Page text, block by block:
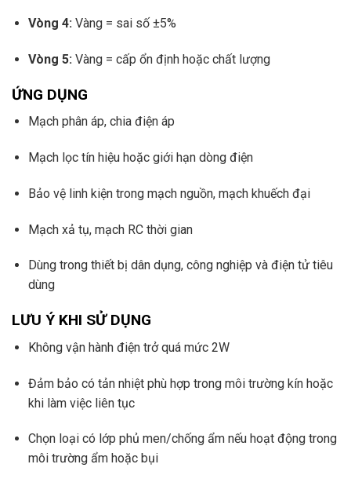
Vòng 4:Vàng = sai số ±5%
Vòng 5:Vàng = cấp ổn định hoặc chất lượng
ỨNG DỤNG
Mạch phân áp, chia điện áp
Mạch lọc tín hiệu hoặc giới hạn dòng điện
Bảo vệ linh kiện trong mạch nguồn, mạch khuếch đại
Mạch xả tụ, mạch RC thời gian
Dùng trong thiết bị dân dụng, công nghiệp và điện tử tiêu
dùng
LƯU Ý KHI SỬ DỤNG
Không vận hành điện trở quá mức 2W
Đảm bảo có tản nhiệt phù hợp trong môi trường kín hoặc
khi làm việc liên tục
Chọn loại có lớp phủ men/chống ẩm nếu hoạt động trong
môi trường ẩm hoặc bụi